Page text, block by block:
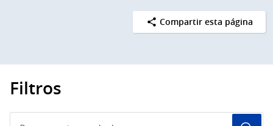
Compartir esta página
Filtros